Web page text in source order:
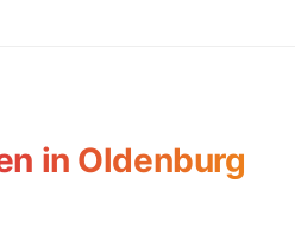
in Oldenburg